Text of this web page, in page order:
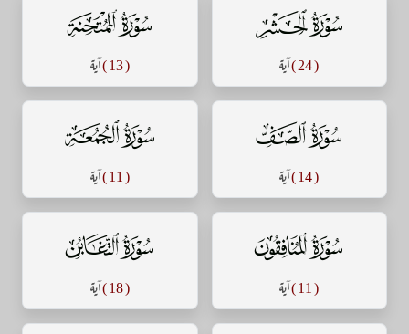
سورة الحشر
( 24 ) آية
سورة الممتحنة
( 13 ) آية
سورة الصف
( 14 ) آية
سورة الجمعة
( 11 ) آية
سورة المنافقون
( 11 ) آية
سورة التغابن
( 18 ) آية